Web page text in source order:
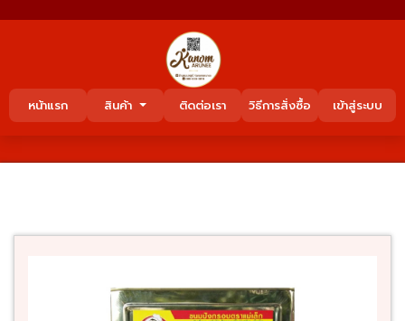
หน้าแรก สินค้า ติดต่อเรา วิธีการสั่งซื้อ เข้าสู่ระบบ